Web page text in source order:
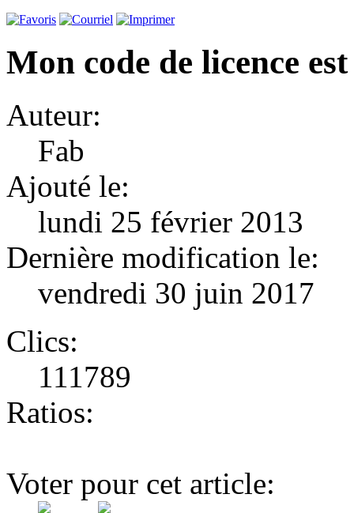
Mon code de licence
Auteur:
Fab
Ajouté le:
lundi 25 février 2013
Dernière modification le:
vendredi 30 juin 2017
Clics:
111789
Ratios:
Voter pour cet article: